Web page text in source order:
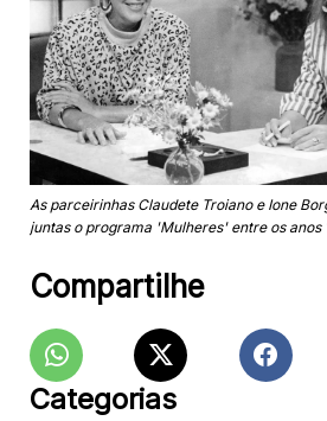
As parceirinhas Claudete Troiano e Ione
juntas o programa 'Mulheres' entre os anos
Compartilhe
Categorias